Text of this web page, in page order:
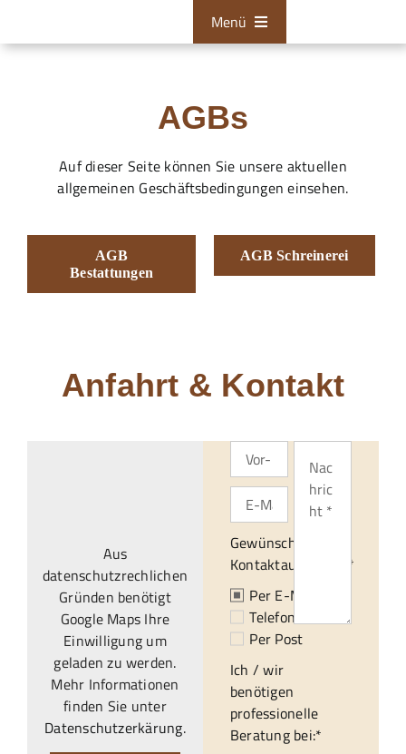
springen
Menü
Restaurationen
Aktuelles
AGBs
Auf dieser Seite können Sie unsere aktuellen
allgemeinen Geschäftsbedingungen einsehen.
AGB
Bestattungen
AGB Schreinerei
Anfahrt & Kontakt
Aus
datenschutzrechlichen
Gründen benötigt
Google Maps Ihre
Einwilligung um
geladen zu werden.
Mehr Informationen
finden Sie unter
Datenschutzerkärung.
Gewünschte
Kontaktaufnahme:*
Per E-Mail
Telefonisch
Per Post
Ich / wir
benötigen
professionelle
Beratung bei:*